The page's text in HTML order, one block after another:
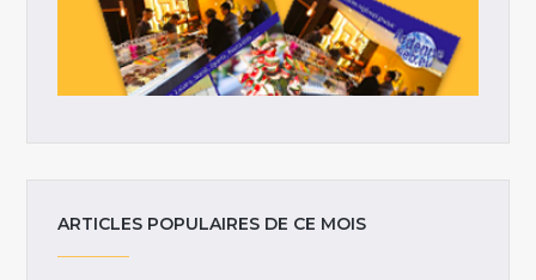
ARTICLES POPULAIRES DE CE MOIS